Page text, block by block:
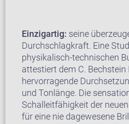
Einzigartig: seine
Durchschlagkraft. Eine
physikalisch-technischen
attestiert dem C. Bechstein
hervorragende
und Tonlänge. Die
Schalleitfähigkeit der
für eine nie dagewesene